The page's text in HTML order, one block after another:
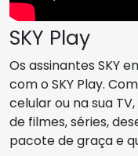
SKY Play
Os assinantes SKY
com o SKY Play.
celular ou na sua
de filmes, séries,
pacote de graça e